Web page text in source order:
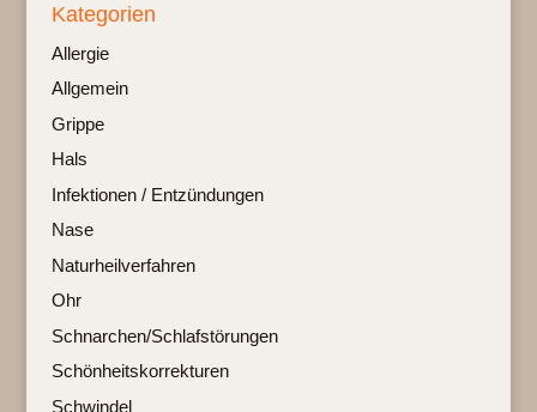
Kategorien
Allergie
Allgemein
Grippe
Hals
Infektionen / Entzündungen
Nase
Naturheilverfahren
Ohr
Schnarchen/Schlafstörungen
Schönheitskorrekturen
Schwindel